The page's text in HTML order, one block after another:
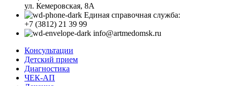
ул. Кемеровская, 8А
Единая справочная служба:
+7 (3812) 21 39 99
info@artmedomsk.ru
Консультации
Детский прием
Диагностика
ЧЕК-АП